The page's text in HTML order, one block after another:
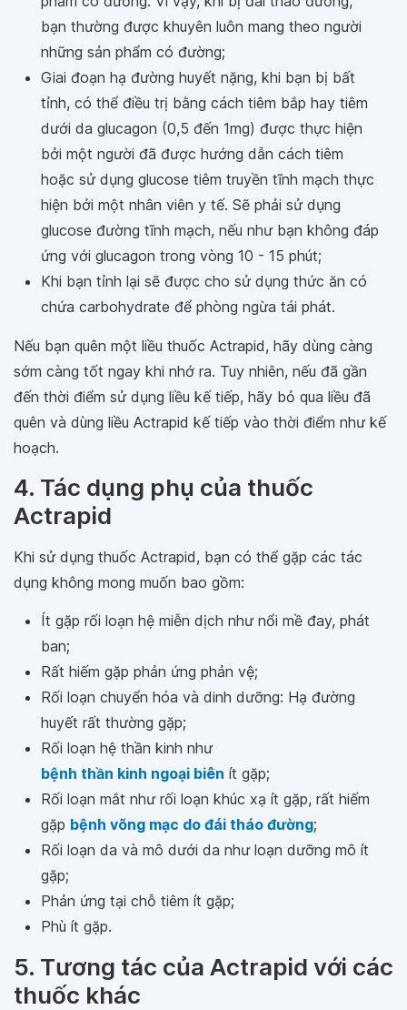
bạn thường được khuyên luôn mang theo người
những sản phẩm có đường;
Giai đoạn hạ đường huyết nặng, khi bạn bị bất
tỉnh, có thể điều trị bằng cách tiêm bắp hay tiêm
dưới da glucagon (0,5 đến 1mg) được thực hiện
bởi một người đã được hướng dẫn cách tiêm
hoặc sử dụng glucose tiêm truyền tĩnh mạch thực
hiện bởi một nhân viên y tế. Sẽ phải sử dụng
glucose đường tĩnh mạch, nếu như bạn không đáp
ứng với glucagon trong vòng 10 - 15 phút;
Khi bạn tỉnh lại sẽ được cho sử dụng thức ăn có
chứa carbohydrate để phòng ngừa tái phát.
Nếu bạn quên một liều thuốc Actrapid, hãy dùng càng
sớm càng tốt ngay khi nhớ ra. Tuy nhiên, nếu đã gần
đến thời điểm sử dụng liều kế tiếp, hãy bỏ qua liều đã
quên và dùng liều Actrapid kế tiếp vào thời điểm như kế
hoạch.
4. Tác dụng phụ của thuốc
Actrapid
Khi sử dụng thuốc Actrapid, bạn có thể gặp các tác
dụng không mong muốn bao gồm:
Ít gặp rối loạn hệ miễn dịch như nổi mề đay, phát
ban;
Rất hiếm gặp phản ứng phản vệ;
Rối loạn chuyển hóa và dinh dưỡng: Hạ đường
huyết rất thường gặp;
Rối loạn hệ thần kinh như
bệnh thần kinh ngoại biên ít gặp;
Rối loạn mắt như rối loạn khúc xạ ít gặp, rất hiếm
gặp bệnh võng mạc do đái tháo đường;
Rối loạn da và mô dưới da như loạn dưỡng mô ít
gặp;
Phản ứng tại chỗ tiêm ít gặp;
Phù ít gặp.
5. Tương tác của Actrapid với các
thuốc khác